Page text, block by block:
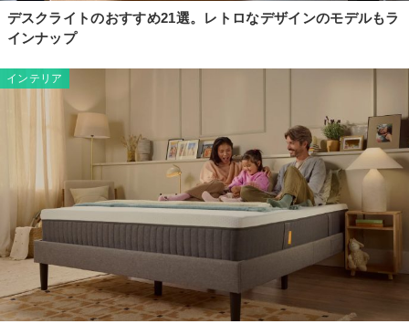
デスクライトのおすすめ21選。レトロなデザインのモデルもラ
インナップ
インテリア